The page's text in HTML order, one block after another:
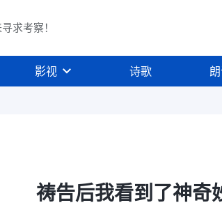
求考察！
影视 诗歌
祷告后我看到了神奇